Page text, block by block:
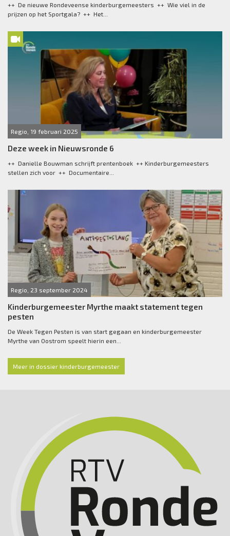
++ De nieuwe Rondeveense kinderburgemeesters ++ Wie viel in de
prijzen op het Sportgala? ++ Het...
Regio, 19 februari 2025
Deze week in Nieuwsronde 6
++ Danielle Bouwman schrijft prentenboek ++ Kinderburgemeesters
stellen zich voor ++ Documentaire...
Regio, 23 september 2024
Kinderburgemeester Myrthe maakt statement tegen
pesten
De Week Tegen Pesten is van start gegaan en kinderburgemeester
Myrthe van Oostrom speelt hierin een...
Meer in dossier kinderburgemeester